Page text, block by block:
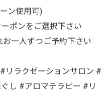
ン使用可)
ポンをご選択下さい
一人ずつご予約下さい
リラクゼーションサロン #
し #アロマテラピー #リ